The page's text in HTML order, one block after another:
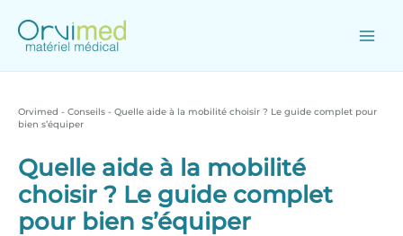
content
Orvimed - Conseils- Quelle aide à la mobilité choisir ? Le guide complet pour
bien s’équiper
Quelle aide à la mobilité
choisir ? Le guide complet
pour bien s’équiper